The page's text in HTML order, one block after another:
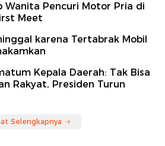
Wanita Pencuri Motor Pria di
Meet
karena Tertabrak Mobil
Kepala Daerah: Tak Bisa
Rakyat, Presiden Turun
Selengkapnya